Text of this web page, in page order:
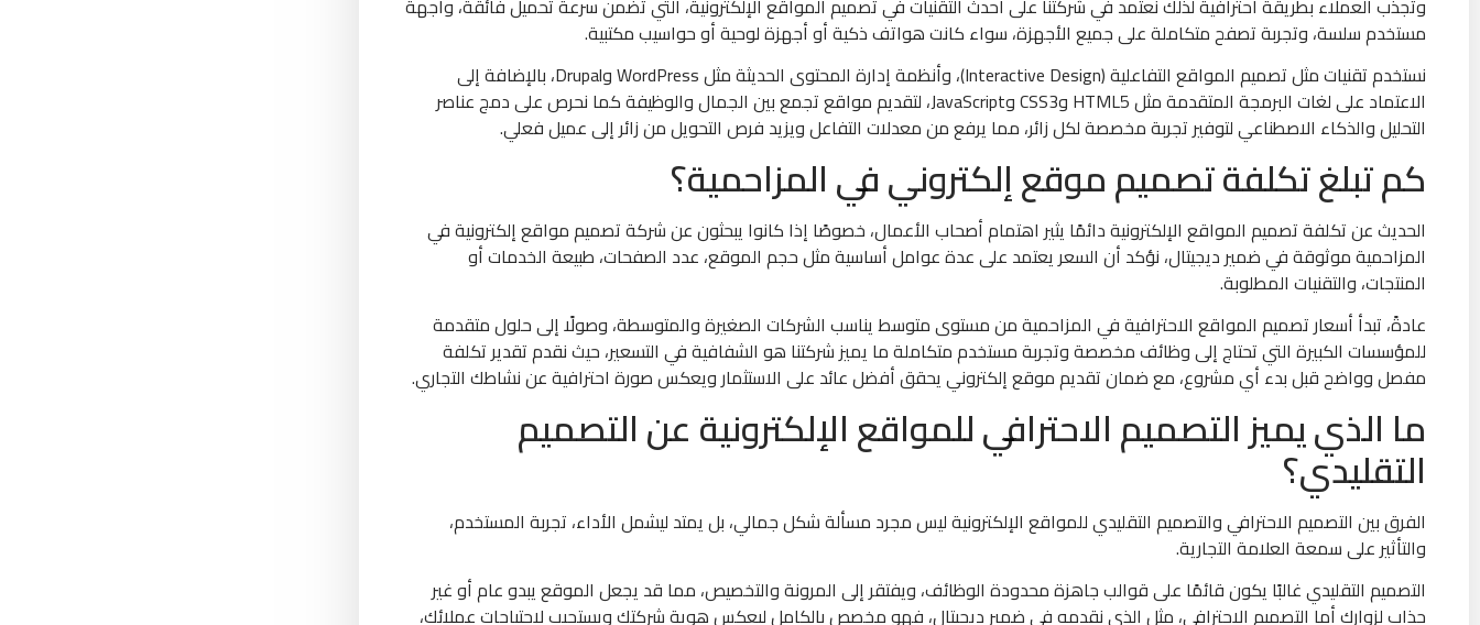
وتجذب العملاء بطريقة احترافية لذلك نعتمد في شركتنا على أحدث التقنيات في تصميم المواقع الإلكترونية، التي تضمن سرعة تحميل فائقة، واجهة
مستخدم سلسة، وتجربة تصفح متكاملة على جميع الأجهزة، سواء كانت هواتف ذكية أو أجهزة لوحية أو حواسيب مكتبية.
نستخدم تقنيات مثل تصميم المواقع التفاعلية (Interactive Design)، وأنظمة إدارة المحتوى الحديثة مثل WordPress وDrupal، بالإضافة إلى
الاعتماد على لغات البرمجة المتقدمة مثل HTML5 وCSS3 وJavaScript، لتقديم مواقع تجمع بين الجمال والوظيفة كما نحرص على دمج عناصر
التحليل والذكاء الاصطناعي لتوفير تجربة مخصصة لكل زائر، مما يرفع من معدلات التفاعل ويزيد فرص التحويل من زائر إلى عميل فعلي.
كم تبلغ تكلفة تصميم موقع إلكتروني في المزاحمية؟
الحديث عن تكلفة تصميم المواقع الإلكترونية دائمًا يثير اهتمام أصحاب الأعمال، خصوصًا إذا كانوا يبحثون عن شركة تصميم مواقع إلكترونية في
المزاحمية موثوقة في ضمير ديجيتال، نؤكد أن السعر يعتمد على عدة عوامل أساسية مثل حجم الموقع، عدد الصفحات، طبيعة الخدمات أو
المنتجات، والتقنيات المطلوبة.
عادةً، تبدأ أسعار تصميم المواقع الاحترافية في المزاحمية من مستوى متوسط يناسب الشركات الصغيرة والمتوسطة، وصولًا إلى حلول متقدمة
للمؤسسات الكبيرة التي تحتاج إلى وظائف مخصصة وتجربة مستخدم متكاملة ما يميز شركتنا هو الشفافية في التسعير، حيث نقدم تقدير تكلفة
مفصل وواضح قبل بدء أي مشروع، مع ضمان تقديم موقع إلكتروني يحقق أفضل عائد على الاستثمار ويعكس صورة احترافية عن نشاطك التجاري.
ما الذي يميز التصميم الاحترافي للمواقع الإلكترونية عن التصميم
التقليدي؟
الفرق بين التصميم الاحترافي والتصميم التقليدي للمواقع الإلكترونية ليس مجرد مسألة شكل جمالي، بل يمتد ليشمل الأداء، تجربة المستخدم،
والتأثير على سمعة العلامة التجارية.
التصميم التقليدي غالبًا يكون قائمًا على قوالب جاهزة محدودة الوظائف، ويفتقر إلى المرونة والتخصيص، مما قد يجعل الموقع يبدو عام أو غير
جذاب لزوارك أما التصميم الاحترافي، مثل الذي نقدمه في ضمير ديجيتال، فهو مخصص بالكامل ليعكس هوية شركتك ويستجيب لاحتياجات عملائك،